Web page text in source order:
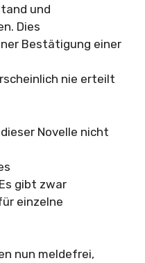
und
Dies
Bestätigung einer
nie erteilt
Novelle nicht
gibt zwar
einzelne
nun meldefrei,